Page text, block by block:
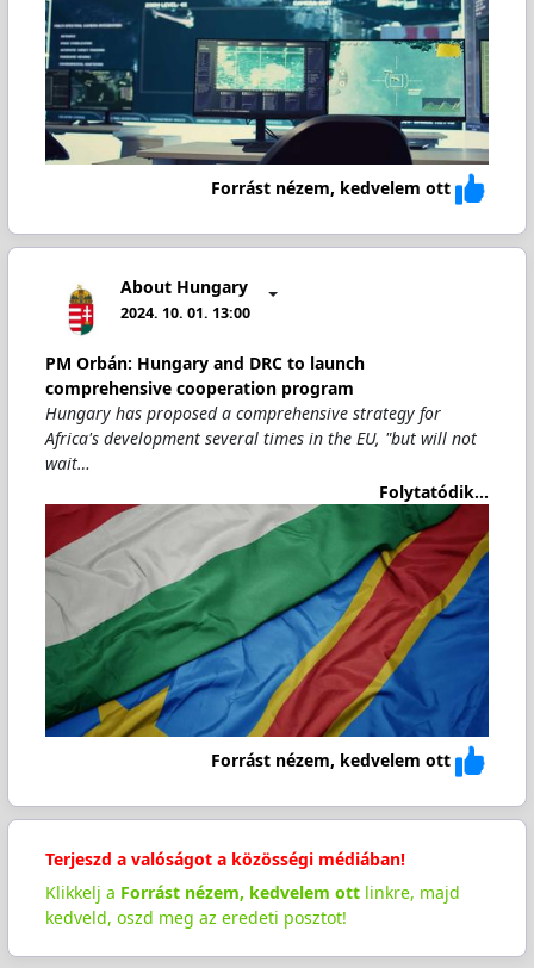
Forrást nézem, kedvelem ott
About Hungary
2024. 10. 01. 13:00
PM Orbán: Hungary and DRC to launch
comprehensive cooperation program
Hungary has proposed a comprehensive strategy for
Africa's development several times in the EU, "but will not
wait…
Folytatódik...
Forrást nézem, kedvelem ott
Terjeszd a valóságot a közösségi médiában!
Klikkelj a Forrást nézem, kedvelem ottlinkre, majd
kedveld, oszd meg az eredeti posztot!